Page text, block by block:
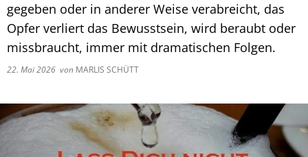
gegeben oder in anderer Weise verabreicht, das
Opfer verliert das Bewusstsein, wird beraubt oder
missbraucht, immer mit dramatischen Folgen.
22. Mai 2026 von MARLIS SCHÜTT